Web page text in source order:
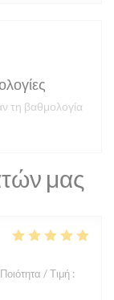
μας
Ποιότητα / Τιμή :
τη βαθμολογία